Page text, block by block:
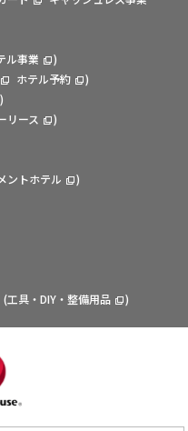
ル事業
)
ホテル予約
)
)
リース
)
ントホテル
)
(工具・DIY・整備用品 )